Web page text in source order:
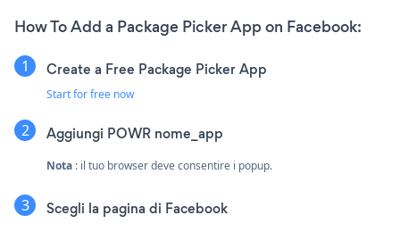
How To Add a Package Picker App on Facebook:
Create a Free Package Picker App
Start for free now
Aggiungi POWR nome_app
Nota : il tuo browser deve consentire i popup.
Scegli la pagina di Facebook